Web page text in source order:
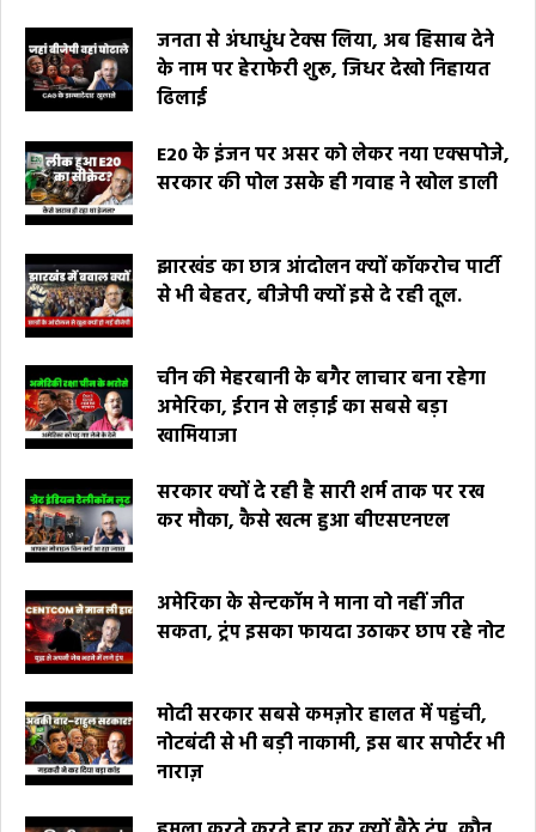
जनता से अंधाधुंध टेक्स लिया, अब हिसाब देने
के नाम पर हेराफेरी शुरू, जिधर देखो निहायत
ढिलाई
E20 के इंजन पर असर को लेकर नया एक्सपोजे,
सरकार की पोल उसके ही गवाह ने खोल डाली
झारखंड का छात्र आंदोलन क्यों कॉकरोच पार्टी
से भी बेहतर, बीजेपी क्यों इसे दे रही तूल.
चीन की मेहरबानी के बगैर लाचार बना रहेगा
अमेरिका, ईरान से लड़ाई का सबसे बड़ा
खामियाजा
सरकार क्यों दे रही है सारी शर्म ताक पर रख
कर मौका, कैसे खत्म हुआ बीएसएनएल
अमेरिका के सेन्टकॉम ने माना वो नहीं जीत
सकता, ट्रंप इसका फायदा उठाकर छाप रहे नोट
मोदी सरकार सबसे कमज़ोर हालत में पहुंची,
नोटबंदी से भी बड़ी नाकामी, इस बार सपोर्टर भी
नाराज़